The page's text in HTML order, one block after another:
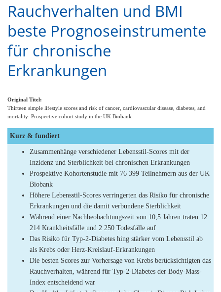
Rauchverhalten und BMI
beste Prognoseinstrumente
für chronische
Erkrankungen
Original Titel:
Thirteen simple lifestyle scores and risk of cancer, cardiovascular disease, diabetes, and
mortality: Prospective cohort study in the UK Biobank
Kurz & fundiert
Zusammenhänge verschiedener Lebensstil-Scores mit der
Inzidenz und Sterblichkeit bei chronischen Erkrankungen
Prospektive Kohortenstudie mit 76 399 Teilnehmern aus der UK
Biobank
Höhere Lebensstil-Scores verringerten das Risiko für chronische
Erkrankungen und die damit verbundene Sterblichkeit
Während einer Nachbeobachtungszeit von 10,5 Jahren traten 12
214 Krankheitsfälle und 2 250 Todesfälle auf
Das Risiko für Typ-2-Diabetes hing stärker vom Lebensstil ab
als Krebs oder Herz-Kreislauf-Erkrankungen
Die besten Scores zur Vorhersage von Krebs berücksichtigten das
Rauchverhalten, während für Typ-2-Diabetes der Body-Mass-
Index entscheidend war